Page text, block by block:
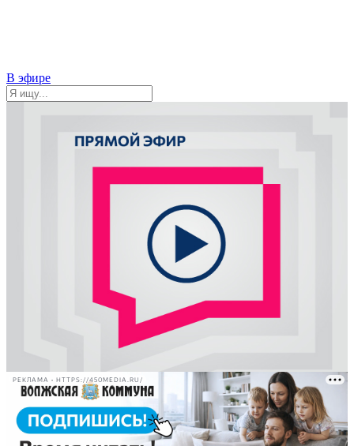
В эфире
РЕКЛАМА • HTTPS://450MEDIA.RU/